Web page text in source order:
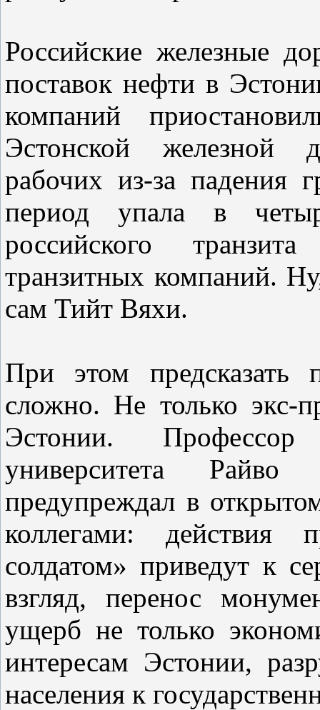
Российские железные
поставок нефти в
компаний
Эстонской железной
рабочих из-за падения
период упала в
российского
транзитных компаний.
сам Тийт Вяхи.
При этом предсказать
сложно. Не только экс-
Эстонии. Профессор
университета
предупреждал в
коллегами: действия
солдатом» приведут к
взгляд, перенос
ущерб не только
интересам Эстонии,
населения к